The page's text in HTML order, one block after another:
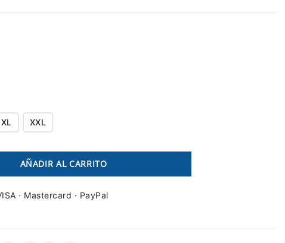
XL XXL
AÑADIR AL CARRITO
· Mastercard · PayPal